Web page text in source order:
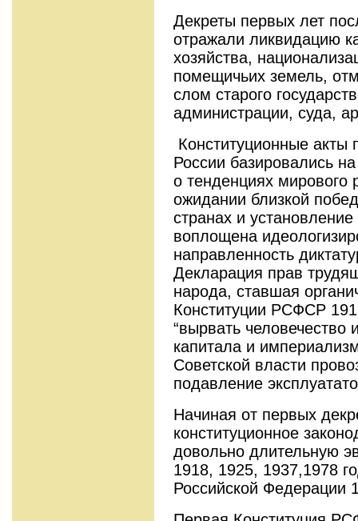
Декреты первых лет
отражали ликвидацию
хозяйства,
помещичьих земель,
слом старого
администрации, суда,
Конституционные акты
России базировались
о тенденциях мирового
ожидании близкой
странах и
воплощена
направленность
Декларация прав
народа, ставшая
Конституции РСФСР
“вырвать человечество
капитала и
Советской власти
подавление
Начиная от первых
конституционное
довольно длительную
1918, 1925, 1937,1978
Российской Федерации